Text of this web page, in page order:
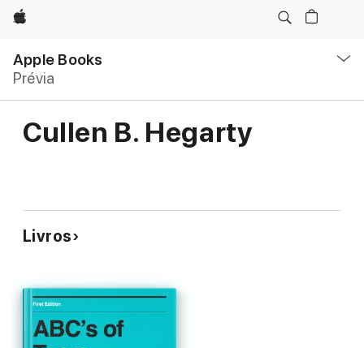
Apple
Apple Books
Prévia
Nav
Abrir
menu
Cullen B. Hegarty
Livros